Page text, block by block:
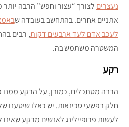
נעצרים לצורך “עצור וחפש” הרבה
אתניים אחרים. בהתחשב בעובדה ש
לעכב אדם לעד ארבעים דקות, רבים
המשטרה משתמש בה.
רקע
הרבה מסתכלים, כמובן, על הרקע ממנו
חלק בפשעי סכינאות. יש כאלו שיטענו
לעשות פרופיילינג לאנשים מרקע שאינו